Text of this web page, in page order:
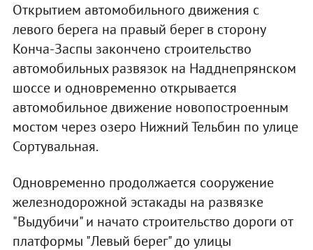
Открытием автомобильного движения с
левого берега на правый берег в сторону
Конча-Заспы закончено строительство
автомобильных развязок на Надднепрянском
шоссе и одновременно открывается
автомобильное движение новопостроенным
мостом через озеро Нижний Тельбин по улице
Сортувальная.
Одновременно продолжается сооружение
железнодорожной эстакады на развязке
"Выдубичи" и начато строительство дороги от
платформы "Левый берег" до улицы